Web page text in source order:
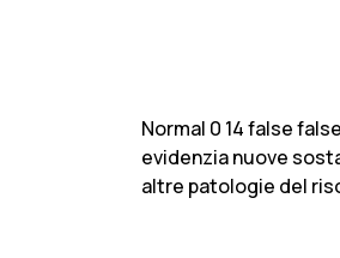
Normal 0 14 false
evidenzia nuove
altre patologie del